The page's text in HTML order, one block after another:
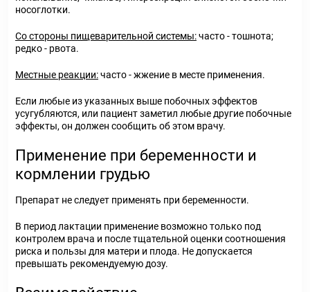
носоглотки.
Со стороны пищеварительной системы:часто - тошнота;
редко - рвота.
Местные реакции:часто - жжение в месте применения.
Если любые из указанных выше побочных эффектов
усугубляются, или пациент заметил любые другие побочные
эффекты, он должен сообщить об этом врачу.
Применение при беременности и
кормлении грудью
Препарат не следует применять при беременности.
В период лактации применение возможно только под
контролем врача и после тщательной оценки соотношения
риска и пользы для матери и плода. Не допускается
превышать рекомендуемую дозу.